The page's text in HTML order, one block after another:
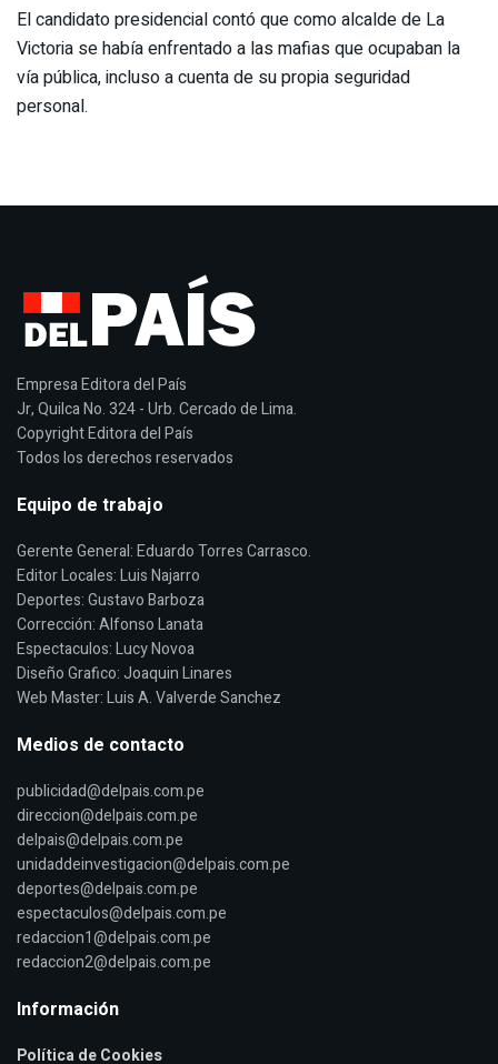
El candidato presidencial contó que como alcalde de La
Victoria se había enfrentado a las mafias que ocupaban la
vía pública, incluso a cuenta de su propia seguridad
personal.
Empresa Editora del País
Jr, Quilca No. 324 - Urb. Cercado de Lima.
Copyright Editora del País
Todos los derechos reservados
Equipo de trabajo
Gerente General: Eduardo Torres Carrasco.
Editor Locales: Luis Najarro
Deportes: Gustavo Barboza
Corrección: Alfonso Lanata
Espectaculos: Lucy Novoa
Diseño Grafico: Joaquin Linares
Web Master: Luis A. Valverde Sanchez
Medios de contacto
publicidad@delpais.com.pe
direccion@delpais.com.pe
delpais@delpais.com.pe
unidaddeinvestigacion@delpais.com.pe
deportes@delpais.com.pe
espectaculos@delpais.com.pe
redaccion1@delpais.com.pe
redaccion2@delpais.com.pe
Información
Política de Cookies